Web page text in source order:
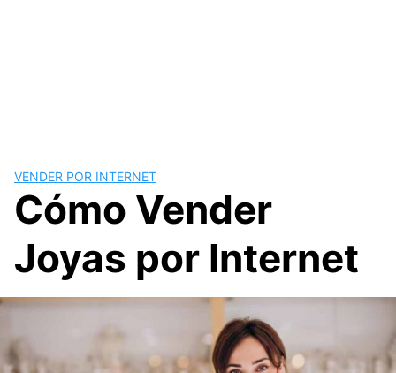
VENDER POR INTERNET
Cómo Vender
Joyas por Internet